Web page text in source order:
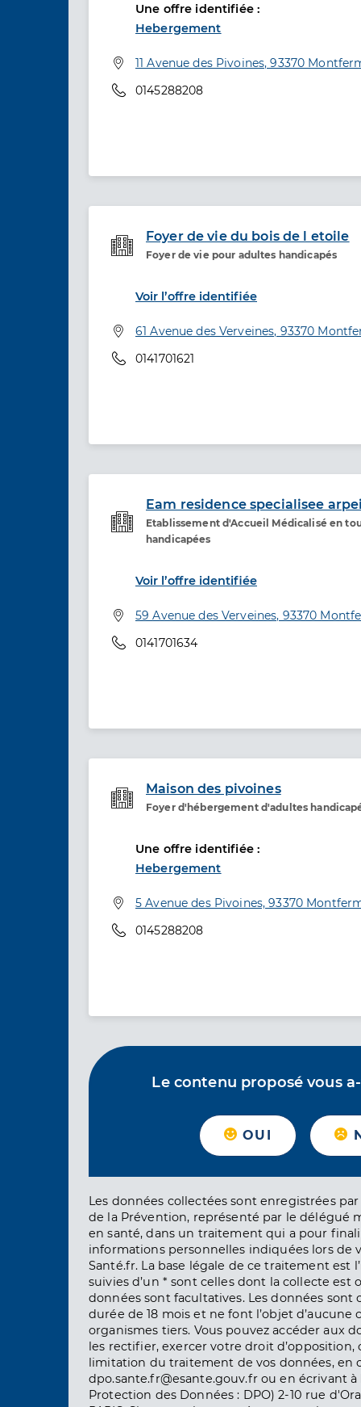
Une offre identifiée :
Hebergement
Adresse
11 Avenue des Pivoines, 93370
Téléphone
0145288208
Foyer de vie du bois de l etoile
Foyer de vie pour adultes handicapés
Etablissement de soins
Voir l’offre identifiée
Adresse
61 Avenue des Verveines, 93370
Téléphone
0141701621
Eam residence specialisee arpei
Etablissement d'Accueil Médicalisé en
handicapées
Etablissement de soins
Voir l’offre identifiée
Adresse
59 Avenue des Verveines, 93370
Téléphone
0141701634
Maison des pivoines
Foyer d'hébergement d'adultes
Etablissement de soins
Une offre identifiée :
Hebergement
Adresse
5 Avenue des Pivoines, 93370
Téléphone
0145288208
Le contenu proposé vous
OUI
Les données collectées sont enregistrées
de la Prévention, représenté par le délégué
en santé, dans un traitement qui a pour
informations personnelles indiquées lors de
Santé.fr. La base légale de ce traitement est
suivies d’un * sont celles dont la collecte est
données sont facultatives. Les données sont
durée de 18 mois et ne font l’objet
organismes tiers. Vous pouvez accéder aux
les rectifier, exercer votre droit d’opposition,
limitation du traitement de vos données, en
dpo.sante.fr@esante.gouv.fr ou en écrivant à
Protection des Données : DPO) 2-10 rue